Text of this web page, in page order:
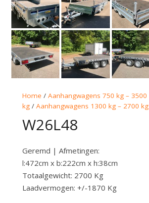
Home / Aanhangwagens 750 kg – 3500
kg / Aanhangwagens 1300 kg – 2700 kg
W26L48
Geremd | Afmetingen:
l:472cm x b:222cm x h:38cm
Totaalgewicht: 2700 Kg
Laadvermogen: +/-1870 Kg